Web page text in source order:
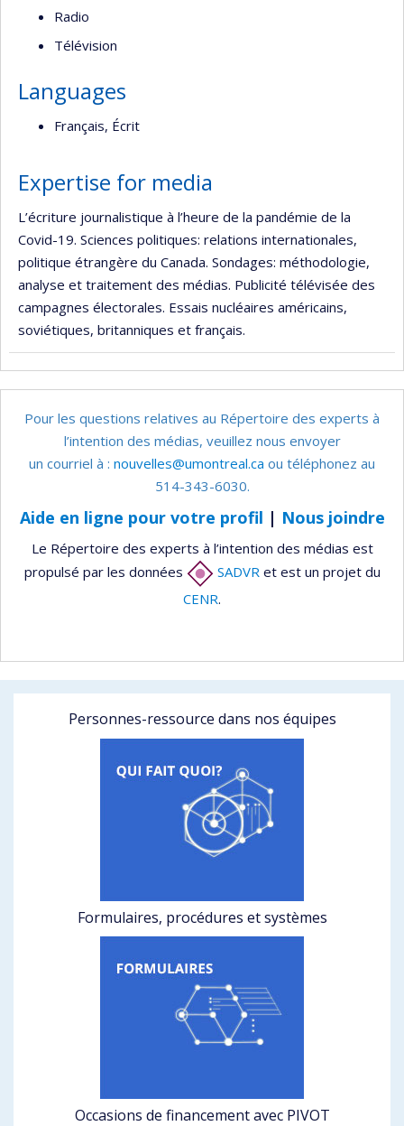
Radio
Télévision
Languages
Français, Écrit
Expertise for media
L’écriture journalistique à l’heure de la pandémie de la
Covid-19. Sciences politiques: relations internationales,
politique étrangère du Canada. Sondages: méthodologie,
analyse et traitement des médias. Publicité télévisée des
campagnes électorales. Essais nucléaires américains,
soviétiques, britanniques et français.
Pour les questions relatives au Répertoire des experts à
l’intention des médias, veuillez nous envoyer
un courriel à : nouvelles@umontreal.ca ou téléphonez au
514-343-6030.
Aide en ligne pour votre profil | Nous joindre
Le Répertoire des experts à l’intention des médias est
propulsé par les données
SADVRet est un projet du
CENR.
Personnes-ressource dans nos équipes
Formulaires, procédures et systèmes
Occasions de financement avec PIVOT